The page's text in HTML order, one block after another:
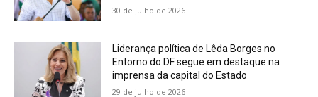
30 de julho de 2026
Liderança política de Lêda Borges no
Entorno do DF segue em destaque na
imprensa da capital do Estado
29 de julho de 2026